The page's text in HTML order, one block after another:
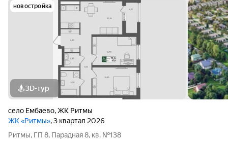
новостройка
3D-тур
село Ембаево,ЖК Ритмы
ЖК «Ритмы», 3 квартал 2026
Ритмы, ГП 8, Парадная 8, кв. №138